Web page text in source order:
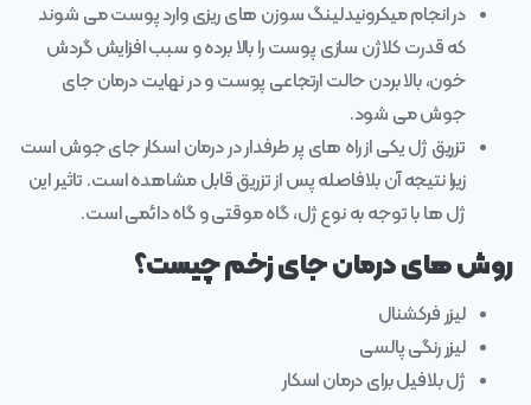
در انجام میکرونیدلینگ سوزن‌ ‎های ریزی وارد پوست می‌ شوند
که قدرت کلاژن سازی پوست را بالا برده و سبب افزایش گردش
خون، بالا بردن حالت ارتجاعی پوست و در نهایت درمان جای
جوش می‌‎ شود.
تزریق ژل یکی از راه‌ ‎های پر طرفدار در درمان اسکار جای جوش است
زیرا نتیجه آن بلافاصله پس از تزریق قابل مشاهده است. تاثیر این
ژل‌ ‎ها با توجه به نوع ژل، گاه موقتی و گاه دائمی است.
روش های درمان جای زخم چیست؟
لیزر فرکشنال
لیزر رنگی پالسی
ژل بلافیل برای درمان اسکار